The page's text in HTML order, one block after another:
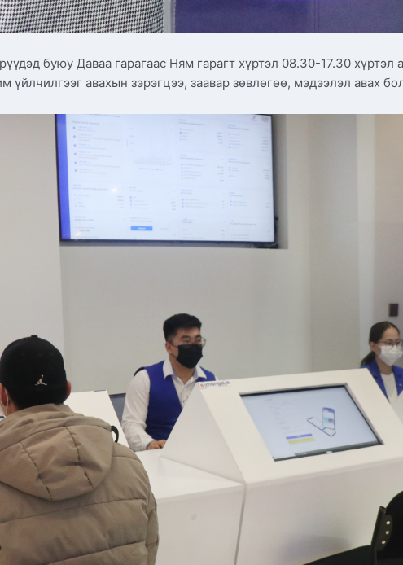
буюу Даваа гарагаас Ням гарагт хүртэл 08.30-17.30
үйлчилгээг авахын зэрэгцээ, заавар зөвлөгөө, мэдээлэл авах